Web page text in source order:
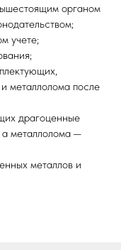
органом
учете;
металлолома после
драгоценные
металлолома —
металлов и